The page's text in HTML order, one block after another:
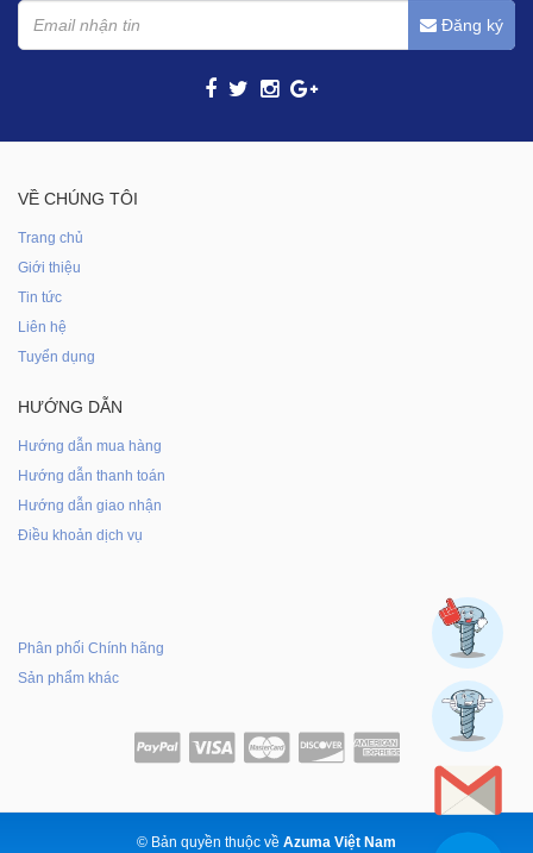
Đăng ký
VỀ CHÚNG TÔI
Trang chủ
Giới thiệu
Tin tức
Liên hệ
Tuyển dụng
HƯỚNG DẪN
Hướng dẫn mua hàng
Hướng dẫn thanh toán
Hướng dẫn giao nhận
Điều khoản dịch vụ
Phân phối Chính hãng
Sản phẩm khác
© Bản quyền thuộc về Azuma Việt Nam